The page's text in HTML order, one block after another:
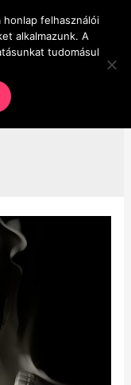
Main
honlap felhasználói
alkalmazunk. A
tudomásul